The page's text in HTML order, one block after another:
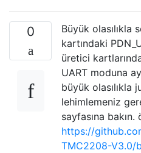
0
Büyük olasılıkla
kartındaki
üretici
UART moduna
büyük olasılıkla
lehimlemeniz
sayfasına bakın.
https://
TMC2208-V3.0/